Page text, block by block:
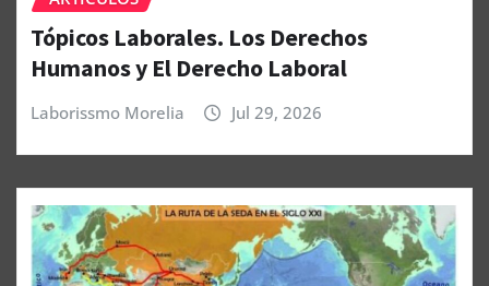
Tópicos Laborales. Los Derechos
Humanos y El Derecho Laboral
Laborissmo Morelia Jul 29, 2026